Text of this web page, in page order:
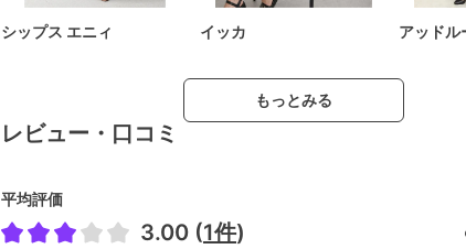
シップス エニィ イッカ アッドル
もっとみる
レビュー・口コミ
平均評価
3.00 (1件)